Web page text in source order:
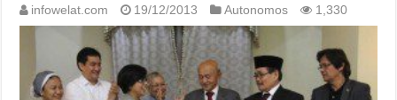
infowelat.com 19/12/2013 Autonomos 1,330